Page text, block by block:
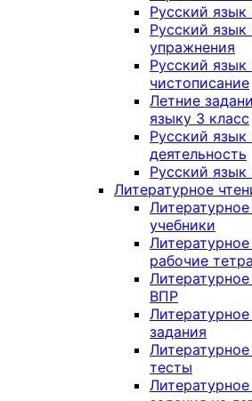
Русский
Русский язык
упражнения
Русский язык
чистописание
Летние
языку 3 класс
Русский язык
деятельность
Русский
Литературное
учебники
рабочие
ВПР
задания
тесты